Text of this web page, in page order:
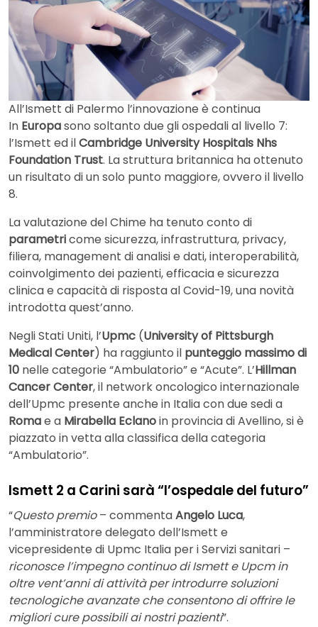
All’Ismett di Palermo l’innovazione è continua
In Europasono soltanto due gli ospedali al livello 7:
l’Ismett ed ilCambridge University Hospitals Nhs
Foundation Trust. La struttura britannica ha ottenuto
un risultato di un solo punto maggiore, ovvero il livello
8.
La valutazione del Chime ha tenuto conto di
parametricome sicurezza, infrastruttura, privacy,
filiera, management di analisi e dati, interoperabilità,
coinvolgimento dei pazienti, efficacia e sicurezza
clinica e capacità di risposta al Covid-19, una novità
introdotta quest’anno.
Negli Stati Uniti, l’Upmc (University of Pittsburgh
Medical Center) ha raggiunto il punteggio massimo di
10 nelle categorie “Ambulatorio” e “Acute”. L’Hillman
Cancer Center, il network oncologico internazionale
dell’Upmc presente anche in Italia con due sedi a
Romae a Mirabella Eclanoin provincia di Avellino, si è
piazzato in vetta alla classifica della categoria
“Ambulatorio”.
Ismett 2 a Carini sarà “l’ospedale del futuro”
“Questo premio– commentaAngelo Luca,
l’amministratore delegato dell’Ismett e
vicepresidente di Upmc Italia per i Servizi sanitari –
riconosce l’impegno continuo di Ismett e Upcm in
oltre vent’anni di attività per introdurre soluzioni
tecnologiche avanzate che consentono di offrire le
migliori cure possibili ai nostri pazienti”.